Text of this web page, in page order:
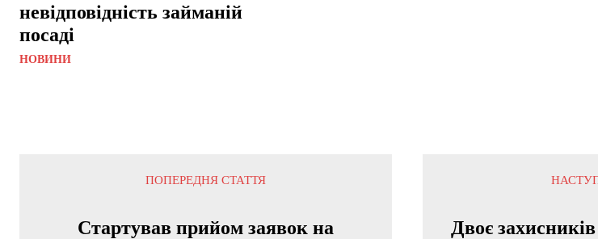
невідповідність займаній
посаді
НОВИНИ
ПОПЕРЕДНЯ СТАТТЯ
Стартував прийом заявок на
Двоє